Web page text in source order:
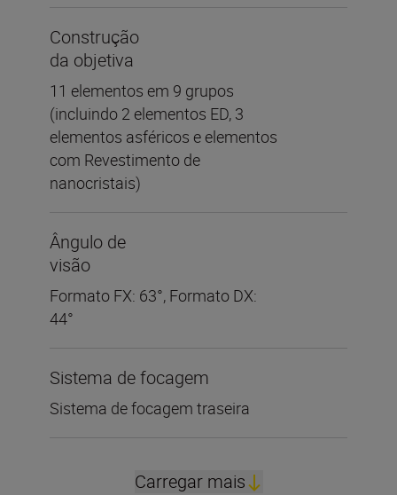
Construção
da objetiva
11 elementos em 9 grupos
(incluindo 2 elementos ED, 3
elementos asféricos e elementos
com Revestimento de
nanocristais)
Ângulo de
visão
Formato FX: 63°, Formato DX:
44°
Sistema de focagem
Sistema de focagem traseira
Carregar mais